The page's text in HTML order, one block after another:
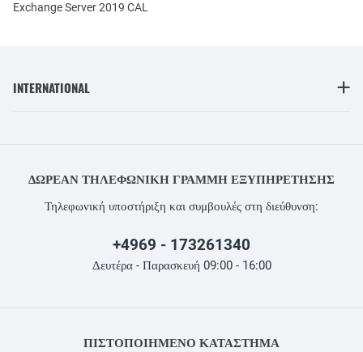
Exchange Server 2019 CAL
INTERNATIONAL
ΔΩΡΕΆΝ ΤΗΛΕΦΩΝΙΚΉ ΓΡΑΜΜΉ ΕΞΥΠΗΡΈΤΗΣΗΣ
Τηλεφωνική υποστήριξη και συμβουλές στη διεύθυνση:
+4969 - 173261340
Δευτέρα - Παρασκευή 09:00 - 16:00
ΠΙΣΤΟΠΟΙΗΜΕΝΟ ΚΑΤΑΣΤΗΜΑ